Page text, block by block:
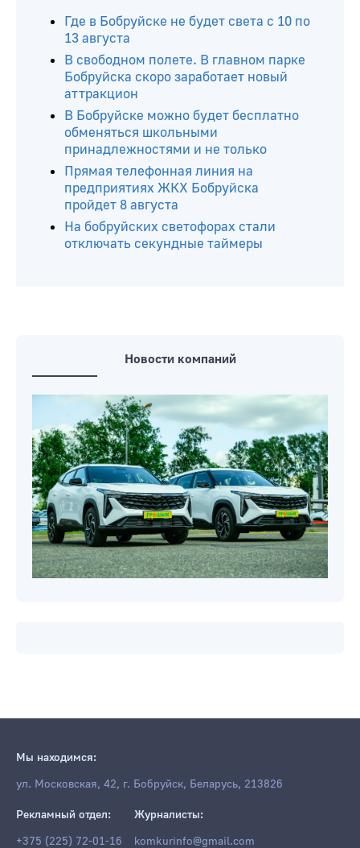
Читайте ещё
Где в Бобруйске не будет света с 10 по
13 августа
В свободном полете. В главном парке
Бобруйска скоро заработает новый
аттракцион
В Бобруйске можно будет бесплатно
обменяться школьными
отключать секундные таймеры
Новости компаний